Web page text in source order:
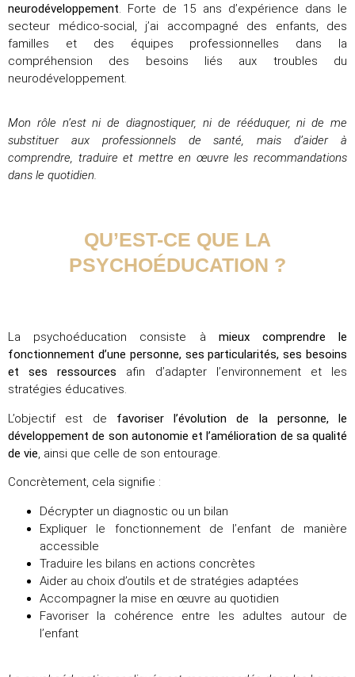
neurodéveloppement . Forte de 15 ans d’expérience dans le
secteur médico-social, j’ai accompagné des enfants, des
familles et des équipes professionnelles dans la
compréhension des besoins liés aux troubles du
neurodéveloppement.
Mon rôle n’est ni de diagnostiquer, ni de rééduquer, ni de me
substituer aux professionnels de santé, mais d’aider à
comprendre, traduire et mettre en œuvre les recommandations
dans le quotidien.
QU’EST-CE QUE LA
PSYCHOÉDUCATION ?
La psychoéducation consiste à mieux comprendre le
fonctionnement d’une personne, ses particularités, ses besoins
et ses ressources afin d’adapter l’environnement et les
stratégies éducatives.
L’objectif est de favoriser l’évolution de la personne, le
développement de son autonomie et l’amélioration de sa qualité
de vie, ainsi que celle de son entourage.
Concrètement, cela signifie :
Décrypter un diagnostic ou un bilan
Expliquer le fonctionnement de l’enfant de manière
accessible
Traduire les bilans en actions concrètes
Aider au choix d’outils et de stratégies adaptées
Accompagner la mise en œuvre au quotidien
Favoriser la cohérence entre les adultes autour de
l’enfant